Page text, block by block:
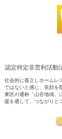
認定​特定非営利活動
社会的に孤立しホームレ
ではないと感じ、笑顔を
東区の通称「山谷地域」
援を通して、つながりと